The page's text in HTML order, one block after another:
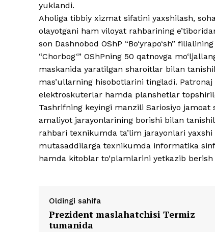
yuklandi.
Aholiga tibbiy xizmat sifatini yaxshilash,
olayotgani ham viloyat rahbarining
son Dashnobod OShP “Bo‘yrapo‘sh”
“Chorbog‘” OShPning 50 qatnovga
maskanida yaratilgan sharoitlar bilan
mas’ullarning hisobotlarini tingladi.
elektroskuterlar hamda planshetlar
Tashrifning keyingi manzili Sariosiyo
amaliyot jarayonlarining borishi bilan
rahbari texnikumda ta’lim jarayonlari
mutasaddilarga texnikumda informatika
hamda kitoblar to‘plamlarini yetkazib
Oldingi sahifa
Prezident maslahatchisi Termiz
tumanida